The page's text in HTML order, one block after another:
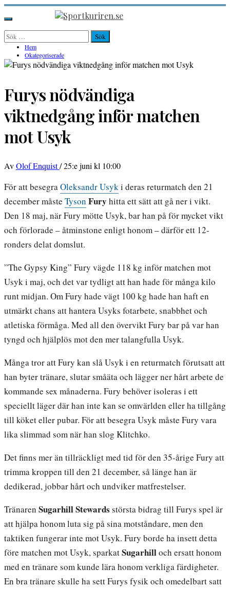
Hoppa
till
innehåll
Sportkuriren.se
Primär
meny
Sök
efter: Hem
Okategoriserade
Furys nödvändiga
viktnedgång inför matchen
mot Usyk
AvOlof Enquist/25:e juni kl 10:00
För att besegraOleksandr Usyki deras returmatch den 21
december måste Tyson Fury hitta ett sätt att gå ner i vikt.
Den 18 maj, när Fury mötte Usyk, bar han på för mycket vikt
och förlorade – åtminstone enligt honom – därför ett 12-
ronders delat domslut.
”The Gypsy King” Fury vägde 118 kg inför matchen mot
Usyk i maj, och det var tydligt att han hade för många kilo
runt midjan. Om Fury hade vägt 100 kg hade han haft en
utmärkt chans att hantera Usyks fotarbete, snabbhet och
atletiska förmåga. Med all den övervikt Fury bar på var han
tyngd och hjälplös mot den mer talangfulla Usyk.
Många tror att Fury kan slå Usyk i en returmatch förutsatt att
han byter tränare, slutar småäta och lägger ner hårt arbete de
kommande sex månaderna. Fury behöver isoleras i ett
speciellt läger där han inte kan se omvärlden eller ha tillgång
till köket eller pubar. För att besegra Usyk måste Fury vara
lika slimmad som när han slog Klitchko.
Det finns mer än tillräckligt med tid för den 35-årige Fury att
trimma kroppen till den 21 december, så länge han är
dedikerad, jobbar hårt och undviker matfrestelser.
Tränaren Sugarhill Stewards största bidrag till Furys spel är
att hjälpa honom luta sig på sina motståndare, men den
taktiken fungerar inte mot Usyk. Fury borde ha insett detta
före matchen mot Usyk, sparkatSugarhilloch ersatt honom
med en tränare som kunde lära honom verkliga färdigheter.
En bra tränare skulle ha sett Furys fysik och omedelbart satt